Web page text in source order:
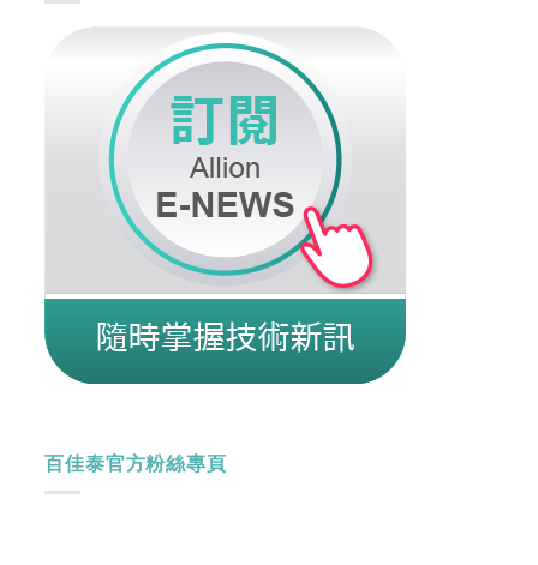
百佳泰官方粉絲專頁